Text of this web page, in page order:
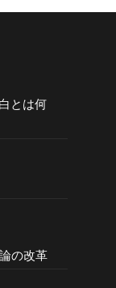
とは何
の改革